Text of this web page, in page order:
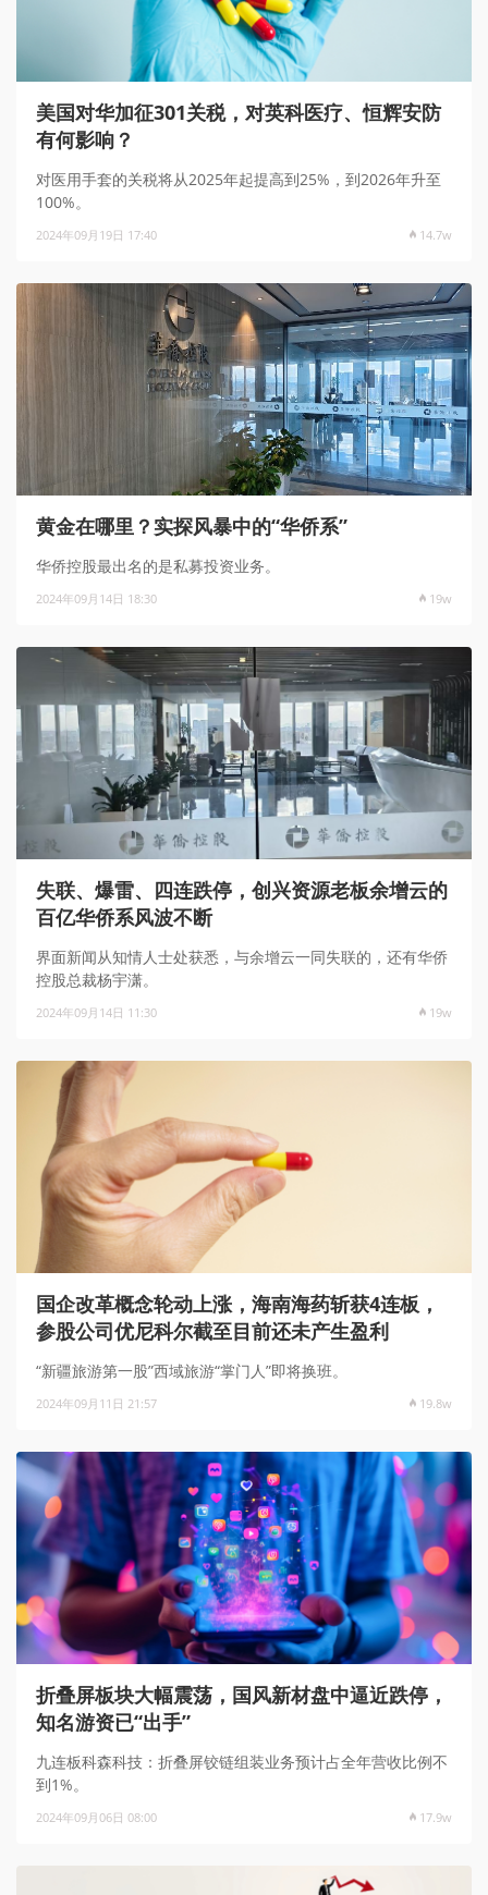
美国对华加征301关税，对英科医疗、恒辉安防
有何影响？
对医用手套的关税将从2025年起提高到25%，到2026年升至
100%。
2024年09月19日 17:40 14.7w
黄金在哪里？实探风暴中的“华侨系”
华侨控股最出名的是私募投资业务。
2024年09月14日 18:30 19w
失联、爆雷、四连跌停，创兴资源老板余增云的
百亿华侨系风波不断
界面新闻从知情人士处获悉，与余增云一同失联的，还有华侨
控股总裁杨宇潇。
2024年09月14日 11:30 19w
国企改革概念轮动上涨，海南海药斩获4连板，
参股公司优尼科尔截至目前还未产生盈利
“新疆旅游第一股”西域旅游“掌门人”即将换班。
2024年09月11日 21:57 19.8w
折叠屏板块大幅震荡，国风新材盘中逼近跌停，
知名游资已“出手”
九连板科森科技：折叠屏铰链组装业务预计占全年营收比例不
到1%。
2024年09月06日 08:00 17.9w